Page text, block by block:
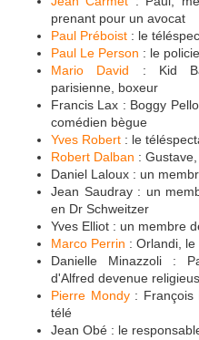
prenant pour un avocat
Paul Préboist : le
Paul Le Person : le
Mario David : Kid
parisienne, boxeur
Francis Lax : Boggy
comédien bègue
Yves Robert : le
Robert Dalban :
Daniel Laloux : un
Jean Saudray : un
en Dr Schweitzer
Yves Elliot : un membre
Marco Perrin : Orlandi,
Danielle Minazzoli :
d'Alfred devenue
Pierre Mondy: François
télé
Jean Obé : le